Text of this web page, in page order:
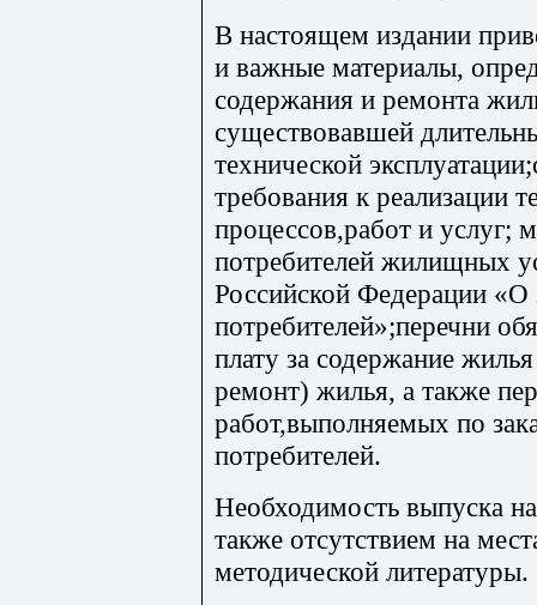
В настоящем издании
и важные материалы,
содержания и ремонта
существовавшей
технической
требования к реализации
процессов,работ и услуг;
потребителей жилищных
Российской Федерации «О
потребителей»;перечни
плату за содержание
ремонт) жилья, а также
работ,выполняемых по
потребителей.
Необходимость выпуска
также отсутствием на
методической литературы.